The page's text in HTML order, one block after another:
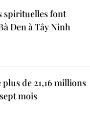
spirituelles font
Den à Tây Ninh
de 21,16 millions
mois